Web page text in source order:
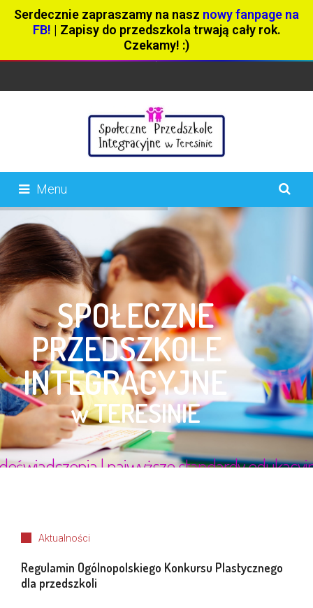
Serdecznie zapraszamy na nasz nowy fanpage na
FB! | Zapisy do przedszkola trwają cały rok.
Czekamy! :)
Menu
Aktualności
Regulamin Ogólnopolskiego Konkursu Plastycznego
dla przedszkoli